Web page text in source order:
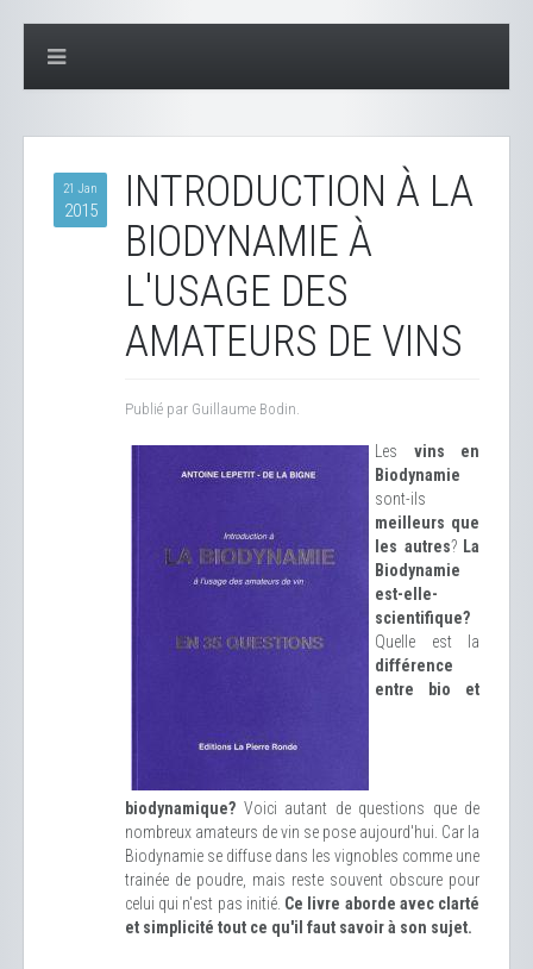
21 Jan
2015
INTRODUCTION À LA
BIODYNAMIE À
L'USAGE DES
AMATEURS DE VINS
Publié par Guillaume Bodin.
Les vins en
Biodynamie
sont-ils
meilleurs que
les autres?La
Biodynamie
est-elle-
scientifique?
Quelle est la
différence
entre bio et
biodynamique? Voici autant de questions que de
nombreux amateurs de vin se pose aujourd'hui. Car la
Biodynamie se diffuse dans les vignobles comme une
trainée de poudre, mais reste souvent obscure pour
celui qui n'est pas initié. Ce livre aborde avec clarté
et simplicité tout ce qu'il faut savoir à son sujet.